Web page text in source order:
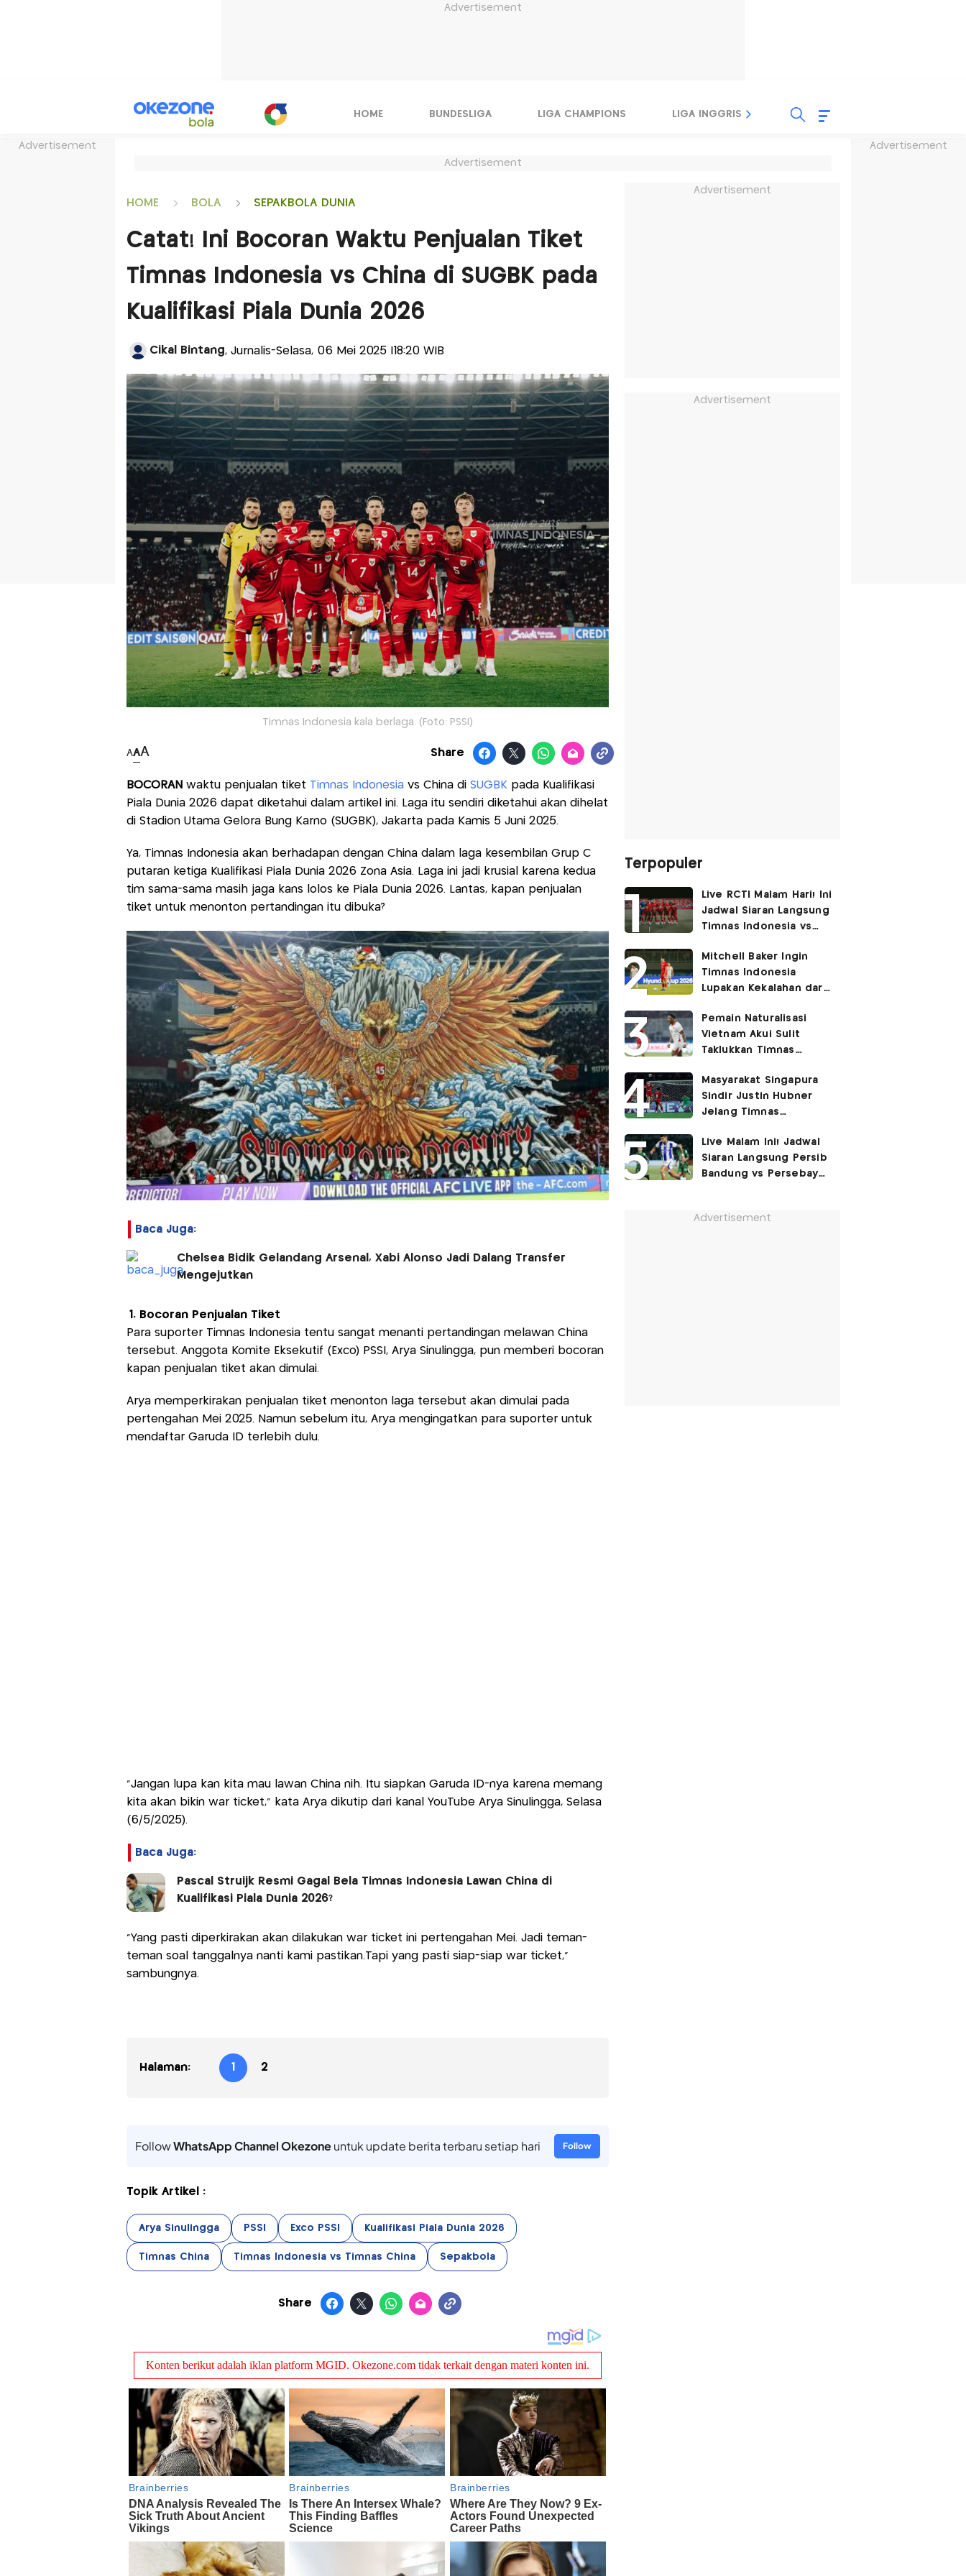
Advertisement
Advertisement Advertisement
HOME BUNDESLIGA LIGA CHAMPIONS LIGA INGGRIS LIGA ITALIA
Advertisement
HOME BOLA SEPAKBOLA DUNIA
Catat! Ini Bocoran Waktu Penjualan Tiket
Timnas Indonesia vs China di SUGBK pada
Kualifikasi Piala Dunia 2026
Cikal Bintang, Jurnalis-Selasa, 06 Mei 2025 |18:20 WIB
Timnas Indonesia kala berlaga. (Foto: PSSI)
AAA Share
BOCORAN waktu penjualan tiket Timnas Indonesiavs China di SUGBKpada Kualifikasi
Piala Dunia 2026 dapat diketahui dalam artikel ini. Laga itu sendiri diketahui akan dihelat
di Stadion Utama Gelora Bung Karno (SUGBK), Jakarta pada Kamis 5 Juni 2025.
Ya, Timnas Indonesia akan berhadapan dengan China dalam laga kesembilan Grup C
putaran ketiga Kualifikasi Piala Dunia 2026 Zona Asia. Laga ini jadi krusial karena kedua
tim sama-sama masih jaga kans lolos ke Piala Dunia 2026. Lantas, kapan penjualan
tiket untuk menonton pertandingan itu dibuka?
Baca Juga:
Chelsea Bidik Gelandang Arsenal, Xabi Alonso Jadi Dalang Transfer
Mengejutkan
1. Bocoran Penjualan Tiket
Para suporter Timnas Indonesia tentu sangat menanti pertandingan melawan China
tersebut. Anggota Komite Eksekutif (Exco) PSSI, Arya Sinulingga, pun memberi bocoran
kapan penjualan tiket akan dimulai.
Arya memperkirakan penjualan tiket menonton laga tersebut akan dimulai pada
pertengahan Mei 2025. Namun sebelum itu, Arya mengingatkan para suporter untuk
mendaftar Garuda ID terlebih dulu.
"Jangan lupa kan kita mau lawan China nih. Itu siapkan Garuda ID-nya karena memang
kita akan bikin war ticket," kata Arya dikutip dari kanal YouTube Arya Sinulingga, Selasa
(6/5/2025).
Baca Juga:
Pascal Struijk Resmi Gagal Bela Timnas Indonesia Lawan China di
Kualifikasi Piala Dunia 2026?
"Yang pasti diperkirakan akan dilakukan war ticket ini pertengahan Mei. Jadi teman-
teman soal tanggalnya nanti kami pastikan.Tapi yang pasti siap-siap war ticket,"
sambungnya.
Halaman: 1 2
FollowWhatsApp Channel Okezoneuntuk update berita terbaru setiap hari Follow
Topik Artikel :
Arya Sinulingga PSSI Exco PSSI Kualifikasi Piala Dunia 2026
Timnas China Timnas Indonesia vs Timnas China Sepakbola
Share
Advertisement
Advertisement
Terpopuler
Live RCTI Malam Hari! Ini
Jadwal Siaran Langsung
Timnas Indonesia vs
2026
Mitchell Baker Ingin
Timnas Indonesia
Lupakan Kekalahan dari
di Singapura!
Pemain Naturalisasi
Vietnam Akui Sulit
Taklukkan Timnas
Lawan
Masyarakat Singapura
Sindir Justin Hubner
Jelang Timnas
Ia Seolah-olah Lahir di
Permukiman Kumuh
Jakarta Barat!
Live Malam Ini! Jadwal
Siaran Langsung Persib
Bandung vs Persebaya
Advertisement